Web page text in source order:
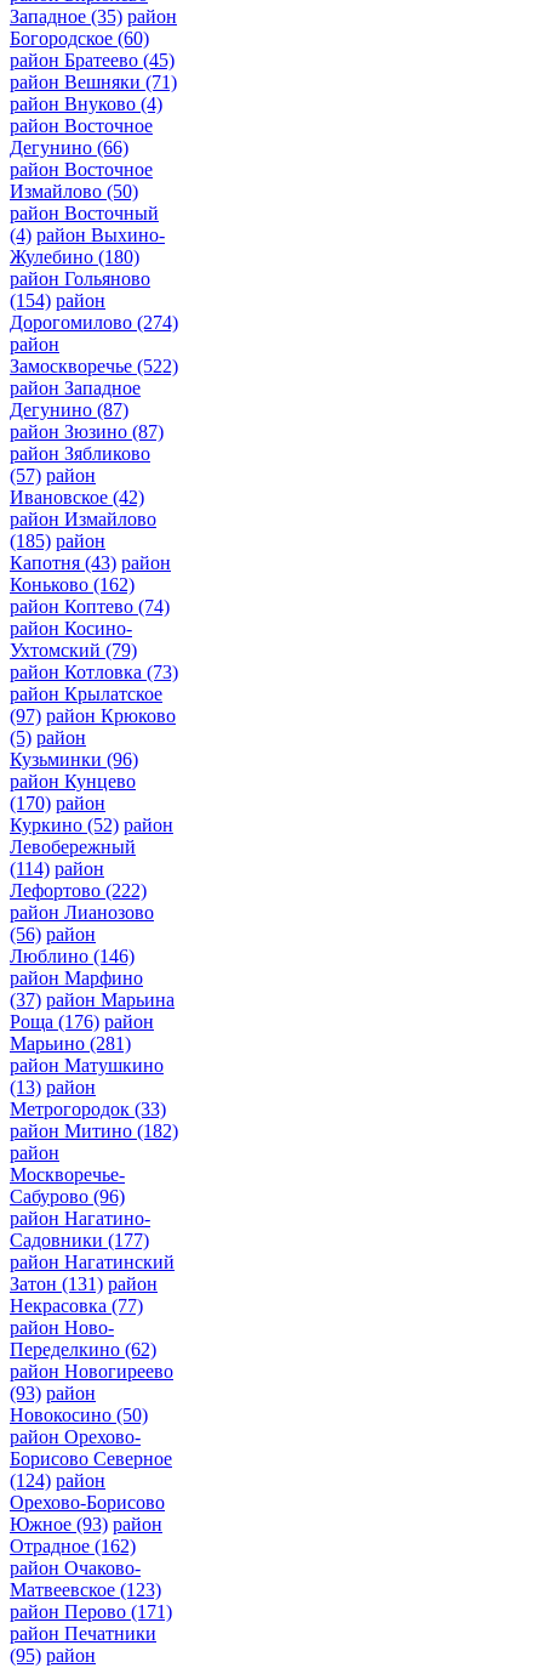
Западное (35) район
Богородское (60)
район Братеево (45)
район Вешняки (71)
район Внуково (4)
район Восточное
Дегунино (66)
район Восточное
Измайлово (50)
район Восточный
(4) район Выхино-
Жулебино (180)
район Гольяново
(154) район
Дорогомилово (274)
район
Замоскворечье (522)
район Западное
Дегунино (87)
район Зюзино (87)
район Зябликово
(57) район
Ивановское (42)
район Измайлово
(185) район
Капотня (43) район
Коньково (162)
район Коптево (74)
район Косино-
Ухтомский (79)
район Котловка (73)
район Крылатское
(97) район Крюково
(5) район
Кузьминки (96)
район Кунцево
(170) район
Куркино (52) район
Левобережный
(114) район
Лефортово (222)
район Лианозово
(56) район
Люблино (146)
район Марфино
(37) район Марьина
Роща (176) район
Марьино (281)
район Матушкино
(13) район
Метрогородок (33)
район Митино (182)
район
Москворечье-
Сабурово (96)
район Нагатино-
Садовники (177)
район Нагатинский
Затон (131) район
Некрасовка (77)
район Ново-
Переделкино (62)
район Новогиреево
(93) район
Новокосино (50)
район Орехово-
Борисово Северное
(124) район
Орехово-Борисово
Южное (93) район
Отрадное (162)
район Очаково-
Матвеевское (123)
район Перово (171)
район Печатники
(95) район